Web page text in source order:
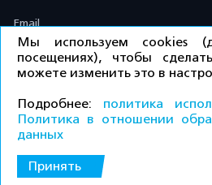
Email
info@td-kama.com
©ООО «Торговый дом «Кама»
защищены.
Политика конфиденциальности
Мы используем cookies
посещениях), чтобы
можете изменить это в
Подробнее: политика
Политика в отношении
данных
Принять